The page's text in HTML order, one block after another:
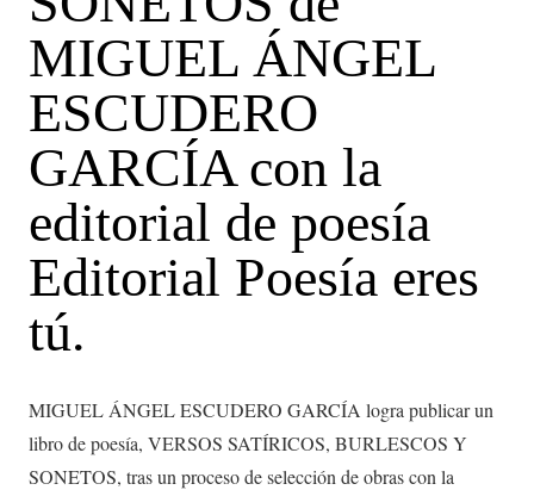
MIGUEL ÁNGEL
ESCUDERO
GARCÍA con la
editorial de poesía
Editorial Poesía eres
tú.
MIGUEL ÁNGEL ESCUDERO GARCÍA logra publicar un
libro de poesía, VERSOS SATÍRICOS, BURLESCOS Y
SONETOS, tras un proceso de selección de obras con la